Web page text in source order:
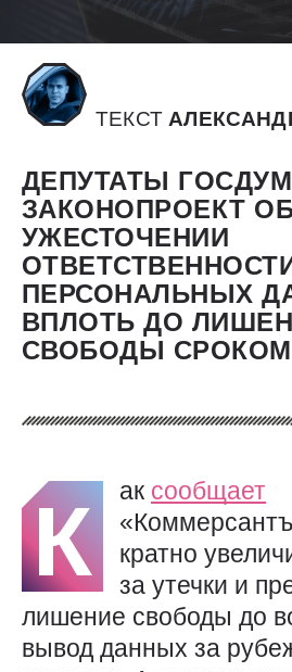
ТЕКСТ
ДЕПУТАТЫ
ЗАКОНОПРОЕКТ
УЖЕСТОЧЕНИИ
ПЕРСОНАЛЬНЫХ
ВПЛОТЬ ДО
СВОБОДЫ
К ак сообщает
кратно
за утечки и
лишение свободы до
вывод данных за